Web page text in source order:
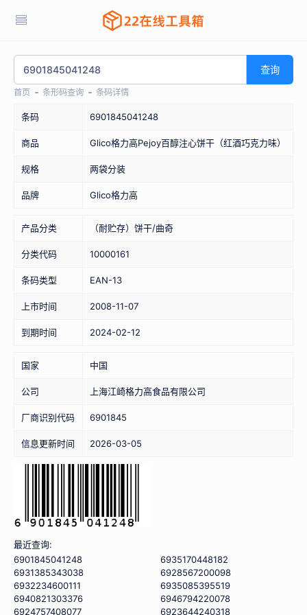
查询
首页 条形码查询 条码详情
条码 6901845041248
商品 Glico格力高Pejoy百醇注心饼干（红酒巧克力味）
规格 两袋分装
品牌 Glico格力高
产品分类 （耐贮存）饼干/曲奇
分类代码 10000161
条码类型 EAN-13
上市时间 2008-11-07
到期时间 2024-02-12
国家 中国
公司 上海江崎格力高食品有限公司
厂商识别代码 6901845
信息更新时间 2026-03-05
最近查询:
6901845041248
6935170448182
6931385343038
6928567200098
6932234600111
6935085395519
6940821303376
6946794220078
6924757408077
6923644240318